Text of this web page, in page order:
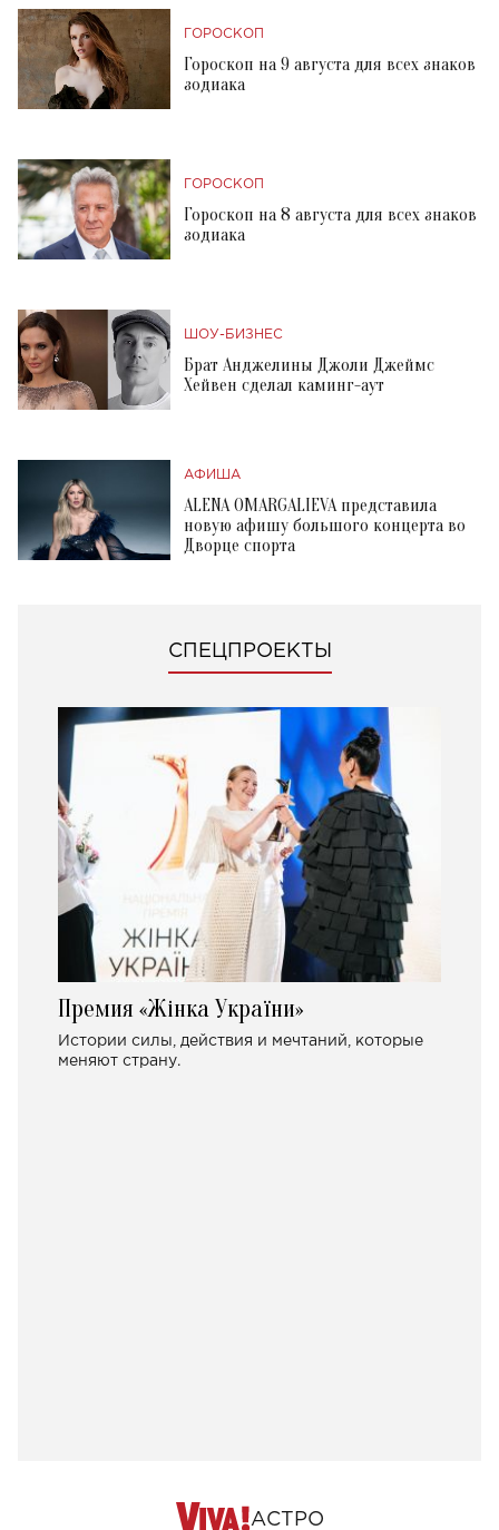
ГОРОСКОП
Гороскоп на 9 августа для всех знаков
зодиака
ГОРОСКОП
Гороскоп на 8 августа для всех знаков
зодиака
ШОУ-БИЗНЕС
Брат Анджелины Джоли Джеймс
Хейвен сделал каминг-аут
АФИША
ALENA OMARGALIEVA представила
новую афишу большого концерта во
Дворце спорта
СПЕЦПРОЕКТЫ
Премия «Жінка України»
Истории силы, действия и мечтаний, которые
меняют страну.
АСТРО